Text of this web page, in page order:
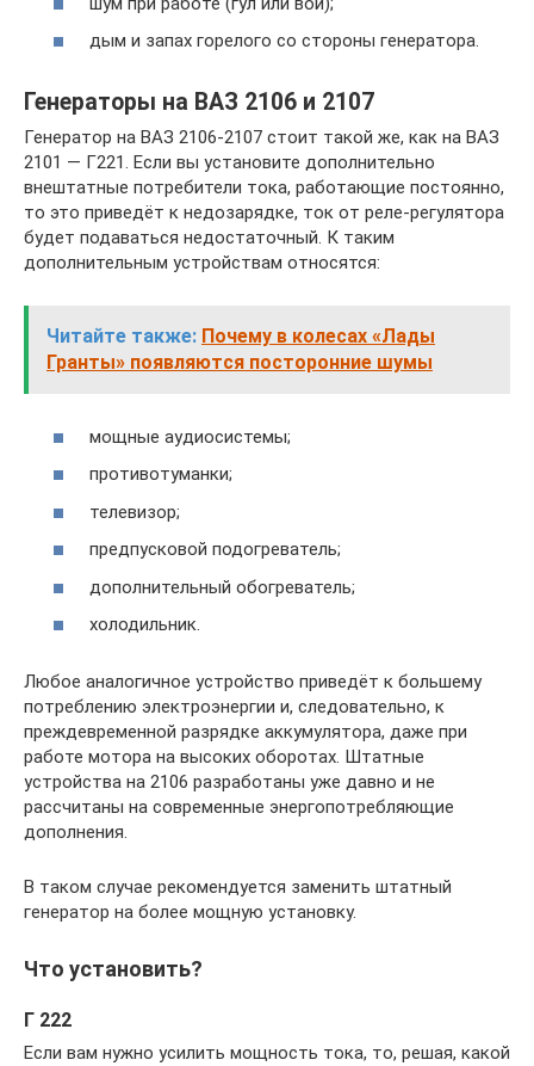
дым и запах горелого со стороны генератора.
Генераторы на ВАЗ 2106 и 2107
Генератор на ВАЗ 2106-2107 стоит такой же, как на ВАЗ
2101 — Г221. Если вы установите дополнительно
внештатные потребители тока, работающие постоянно,
то это приведёт к недозарядке, ток от реле-регулятора
будет подаваться недостаточный. К таким
дополнительным устройствам относятся:
Читайте также: Почему в колесах «Лады
Гранты» появляются посторонние шумы
мощные аудиосистемы;
противотуманки;
телевизор;
предпусковой подогреватель;
дополнительный обогреватель;
холодильник.
Любое аналогичное устройство приведёт к большему
потреблению электроэнергии и, следовательно, к
преждевременной разрядке аккумулятора, даже при
работе мотора на высоких оборотах. Штатные
устройства на 2106 разработаны уже давно и не
рассчитаны на современные энергопотребляющие
дополнения.
В таком случае рекомендуется заменить штатный
генератор на более мощную установку.
Что установить?
Г 222
Если вам нужно усилить мощность тока, то, решая, какой